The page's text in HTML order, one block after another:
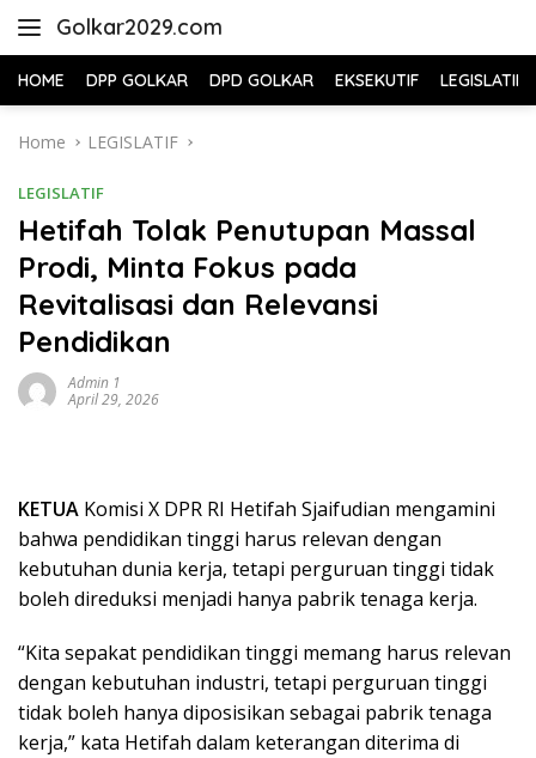
Golkar2029.com
HOME DPP GOLKAR DPD GOLKAR EKSEKUTIF LEGISLATIF
Home LEGISLATIF
LEGISLATIF
Hetifah Tolak Penutupan Massal
Prodi, Minta Fokus pada
Revitalisasi dan Relevansi
Pendidikan
Admin 1
April 29, 2026
KETUA Komisi X DPR RI Hetifah Sjaifudian mengamini
bahwa pendidikan tinggi harus relevan dengan
kebutuhan dunia kerja, tetapi perguruan tinggi tidak
boleh direduksi menjadi hanya pabrik tenaga kerja.
“Kita sepakat pendidikan tinggi memang harus relevan
dengan kebutuhan industri, tetapi perguruan tinggi
tidak boleh hanya diposisikan sebagai pabrik tenaga
kerja,” kata Hetifah dalam keterangan diterima di